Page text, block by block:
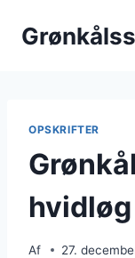
OPSKRIFTER
Af 27.